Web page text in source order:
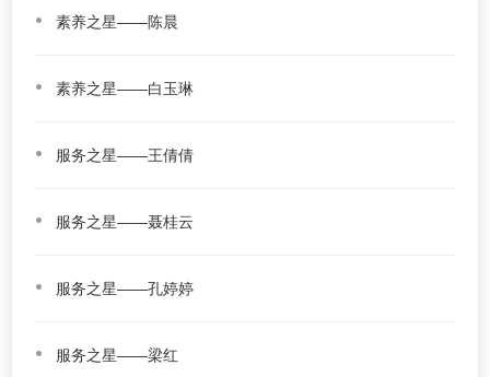
素养之星——陈晨
素养之星——白玉琳
服务之星——王倩倩
服务之星——聂桂云
服务之星——孔婷婷
服务之星——梁红